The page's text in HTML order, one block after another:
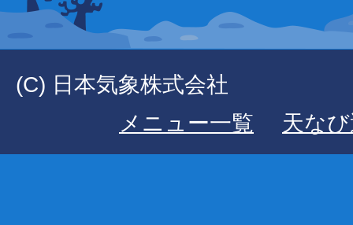
(C) 日本気象株式会社
メニュー一覧
天な